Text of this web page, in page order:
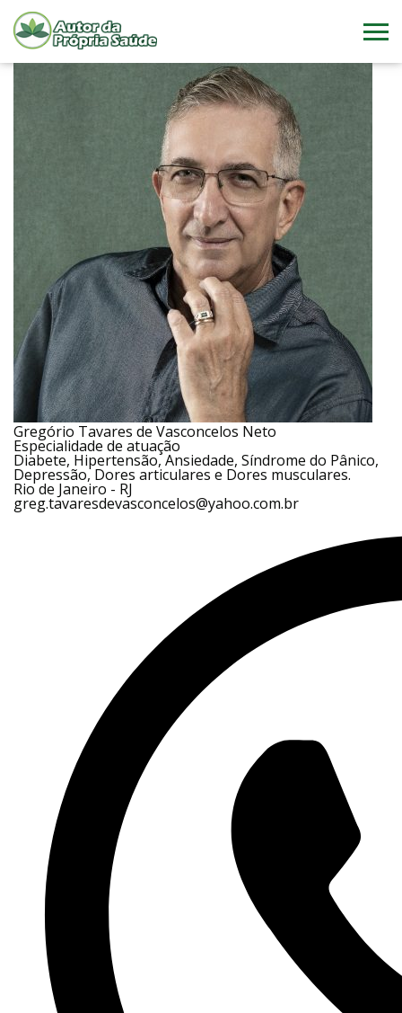
Gregório Tavares de Vasconcelos Neto
Especialidade de atuação
Diabete, Hipertensão, Ansiedade, Síndrome do Pânico,
Depressão, Dores articulares e Dores musculares.
Rio de Janeiro - RJ
greg.tavaresdevasconcelos@yahoo.com.br